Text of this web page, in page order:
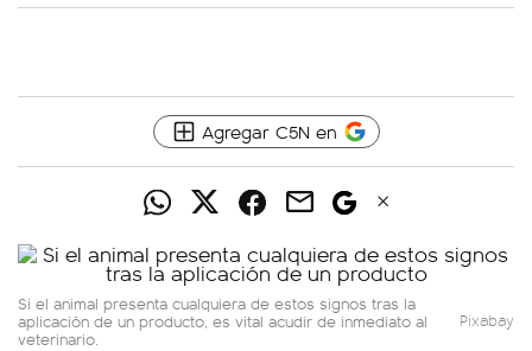
Agregar C5N en
Si el animal presenta cualquiera de estos signos tras la
aplicación de un producto, es vital acudir de inmediato al
veterinario.
Pixabay